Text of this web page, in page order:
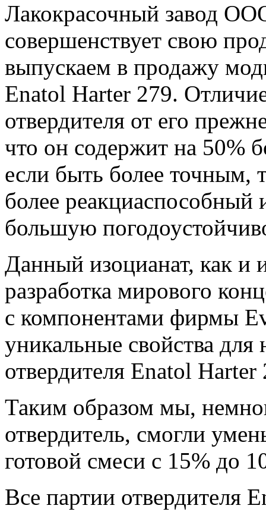
Лакокрасочный завод
совершенствует свою
выпускаем в продажу
Enatol Harter 279.
отвердителя от его
что он содержит на 50%
если быть более точным,
более
большую
Данный изоцианат, как и
разработка мирового
с компонентами фирмы
уникальные свойства
отвердителя Enatol Harter
Таким образом мы,
отвердитель, смогли
готовой смеси с 15% до
Все партии отвердителя